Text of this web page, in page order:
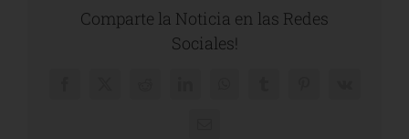
Comparte la Noticia en las Redes
Sociales!